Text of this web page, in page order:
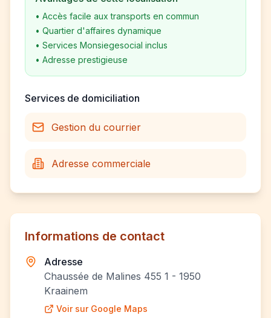
• Accès facile aux transports en commun
• Quartier d'affaires dynamique
• Services Monsiegesocial inclus
• Adresse prestigieuse
Services de domiciliation
Gestion du courrier
Adresse commerciale
Informations de contact
Adresse
Chaussée de Malines 455 1 - 1950
Kraainem
Voir sur Google Maps